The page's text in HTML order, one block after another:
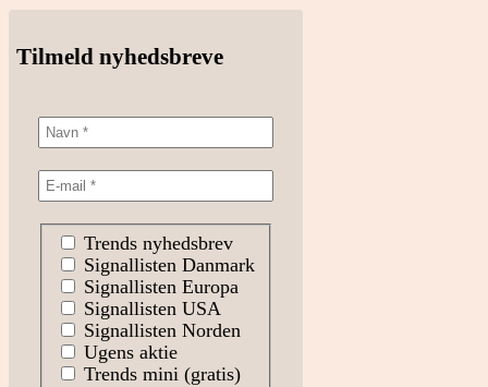
Tilmeld nyhedsbreve
Trends nyhedsbrev
Signallisten Danmark
Signallisten Europa
Signallisten USA
Signallisten Norden
Ugens aktie
Trends mini (gratis)